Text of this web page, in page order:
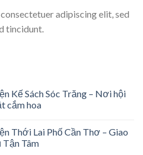
adipiscing elit, sed
tincidunt.
Kế Sách Sóc Trăng – Nơi hội
cắm hoa
Thới Lai Phố Cần Thơ – Giao
Tận Tâm